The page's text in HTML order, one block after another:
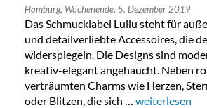
Hamburg, Wochenende, 5. Dezember 2019
Das Schmucklabel Luilu steht für
und detailverliebte Accessoires, die
widerspiegeln. Die Designs sind
kreativ-elegant angehaucht. Neben
verträumten Charms wie Herzen,
oder Blitzen, die sich … „Luilu Pop Up
weiterlesen